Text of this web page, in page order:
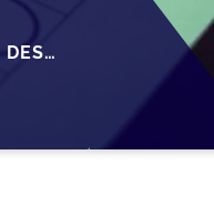
DES